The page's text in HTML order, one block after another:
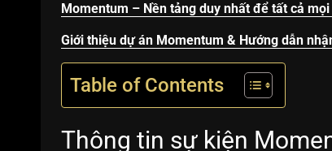
Momentum – Nền tảng duy nhất để tất cả
Giới thiệu dự án Momentum & Hướng dẫn
Table of Contents
Thông tin sự kiện